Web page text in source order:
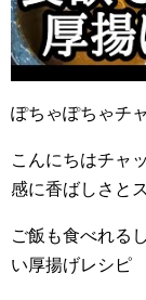
ぽちゃぽちゃチ
こんにちはチャ
感に香ばしさと
ご飯も食べれる
い厚揚げレシピ